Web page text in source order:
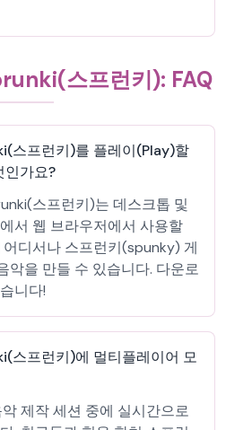
스프런키): FAQ
스프런키)를 플레이(Play)할
인가요?
스프런키)는 데스크톱 및
서 웹 브라우저에서 사용할
디서나 스프런키(spunky) 게
악을 만들 수 있습니다. 다운로
니다!
프런키)에 멀티플레이어 모
제작 세션 중에 실시간으로